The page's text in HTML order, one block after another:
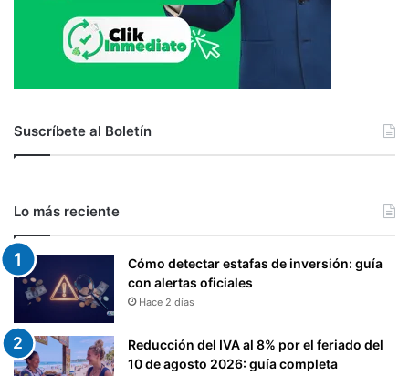
Suscríbete al Boletín
Lo más reciente
Cómo detectar estafas de inversión: guía
con alertas oficiales
Hace 2 días
Reducción del IVA al 8% por el feriado del
10 de agosto 2026: guía completa